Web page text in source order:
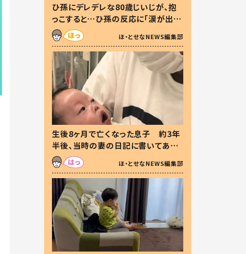
ひ孫にデレデレな80歳じいじが、抱
っこすると…ひ孫の反応に「涙が出ま
した」「可愛くて仕方ない」
ほ・とせなNEWS編集部
生後8ヶ月で亡くなった息子 約3年
半後、当時の妻の日記に書いてあっ
た本音とは
ほ・とせなNEWS編集部